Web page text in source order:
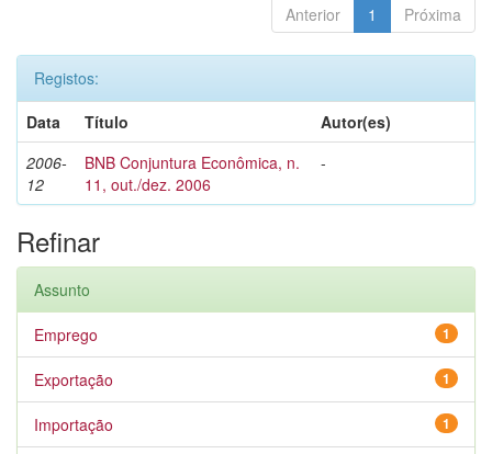
Anterior 1 Próxima
Registos:
Data
Título
Autor(es)
2006-
12
BNB Conjuntura Econômica, n.
11, out./dez. 2006
-
Refinar
Assunto
1
Emprego
1
Exportação
1
Importação